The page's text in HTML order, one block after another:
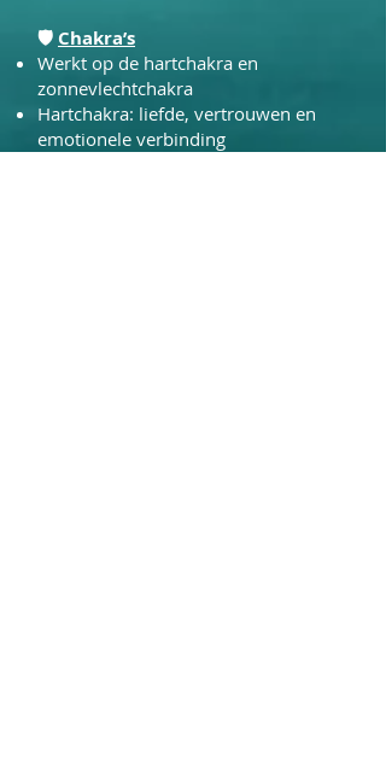
🛡 Chakra’s
Werkt op de hartchakra en
zonnevlechtchakra
Hartchakra: liefde, vertrouwen en
emotionele verbinding